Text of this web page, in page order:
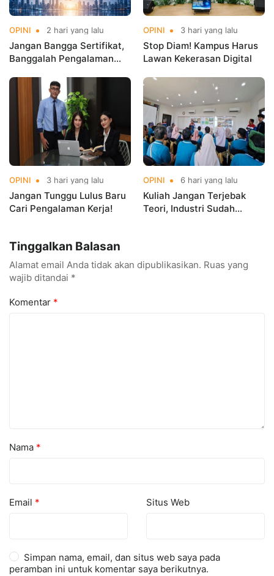
OPINI 2 hari yang lalu
Jangan Bangga Sertifikat,
Banggalah Pengalaman
OPINI 3 hari yang lalu
Stop Diam! Kampus Harus
Lawan Kekerasan Digital
OPINI 3 hari yang lalu
Jangan Tunggu Lulus Baru
Cari Pengalaman Kerja!
OPINI 6 hari yang lalu
Kuliah Jangan Terjebak
Teori, Industri Sudah
Tinggalkan Balasan
Alamat email Anda tidak akan dipublikasikan. Ruas yang
wajib ditandai *
Komentar *
Nama *
Email * Situs Web
Simpan nama, email, dan situs web saya pada
peramban ini untuk komentar saya berikutnya.